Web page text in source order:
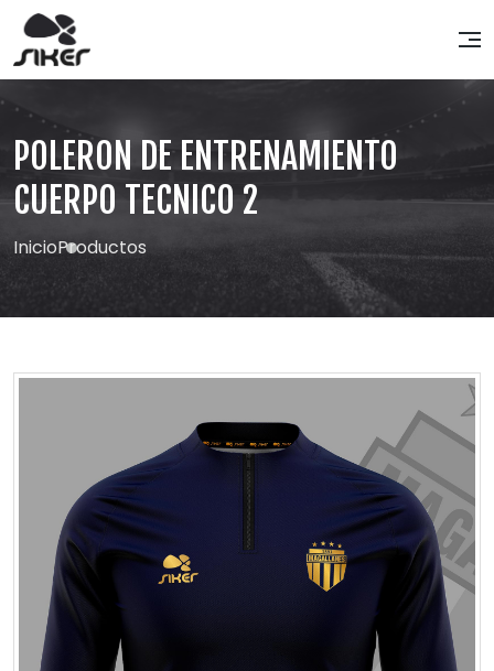
POLERON DE ENTRENAMIENTO
CUERPO TECNICO 2
InicioProductos